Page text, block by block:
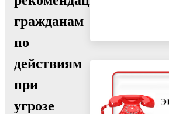
гражданам
по
действиям
при
угрозе